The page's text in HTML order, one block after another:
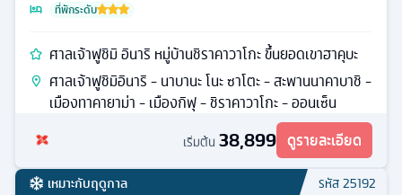
ที่พักระดับ
ศาลเจ้าฟูชิมิ อินาริ หมู่บ้านชิราคาวาโกะ ขึ้นยอดเขาฮาคุบะ
ศาลเจ้าฟูชิมิอินาริ - นาบานะ โนะ ซาโตะ - สะพานนาคาบาชิ -
เมืองทาคายาม่า - เมืองกิฟุ - ชิราคาวาโกะ - ออนเซ็น
เริ่มต้น 38,899 ดูรายละเอียด
เหมาะกับฤดูกาล รหัส25192